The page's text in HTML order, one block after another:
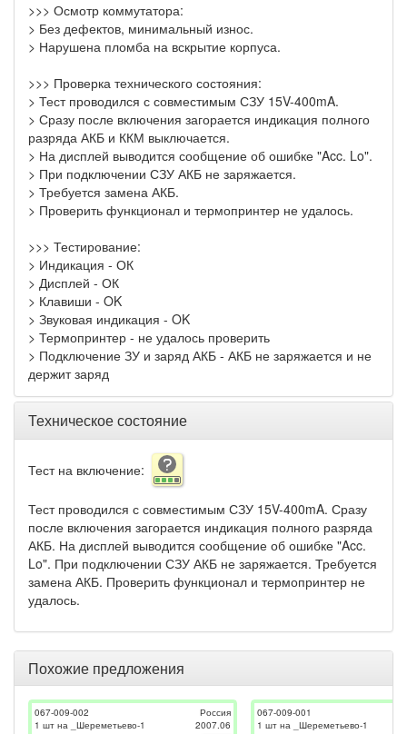
>>> Осмотр коммутатора:
> Без дефектов, минимальный износ.
> Нарушена пломба на вскрытие корпуса.
>>> Проверка технического состояния:
> Тест проводился с совместимым СЗУ 15V-400mA.
> Сразу после включения загорается индикация полного
разряда АКБ и ККМ выключается.
> На дисплей выводится сообщение об ошибке "Acc. Lo".
> При подключении СЗУ АКБ не заряжается.
> Требуется замена АКБ.
> Проверить функционал и термопринтер не удалось.
>>> Тестирование:
> Индикация - ОК
> Дисплей - ОК
> Клавиши - OK
> Звуковая индикация - OK
> Термопринтер - не удалось проверить
> Подключение ЗУ и заряд АКБ - АКБ не заряжается и не
держит заряд
Техническое состояние
Тест на включение:
Тест проводился с совместимым СЗУ 15V-400mA. Сразу
после включения загорается индикация полного разряда
АКБ. На дисплей выводится сообщение об ошибке "Acc.
Lo". При подключении СЗУ АКБ не заряжается. Требуется
замена АКБ. Проверить функционал и термопринтер не
удалось.
Похожие предложения
067-009-002
1 шт на _Шереметьево-1
Россия
2007.06
067-009-001
1 шт на _Шереметьево-1